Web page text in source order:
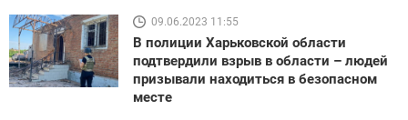
09.06.2023 11:55
В полиции Харьковской области
подтвердили взрыв в области – людей
призывали находиться в безопасном
месте